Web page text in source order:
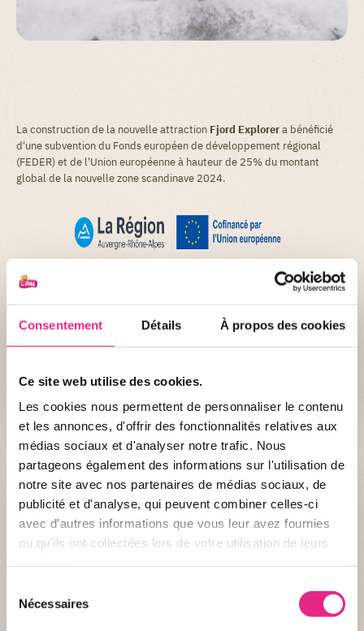
Consentement Détails À propos des cookies
Ce site web utilise des cookies.
Les cookies nous permettent de personnaliser le contenu
et les annonces, d'offrir des fonctionnalités relatives aux
médias sociaux et d'analyser notre trafic. Nous
partageons également des informations sur l'utilisation de
notre site avec nos partenaires de médias sociaux, de
publicité et d'analyse, qui peuvent combiner celles-ci
avec d'autres informations que vous leur avez fournies
ou qu'ils ont collectées lors de votre utilisation de leurs
Nécessaires
La construction de la nouvelle attraction Fjord Explorera bénéficié
d'une subvention du Fonds européen de développement régional
(FEDER) et de l'Union européenne à hauteur de 25% du montant
global de la nouvelle zone scandinave 2024.
Planifier ma visite ?
J'ACHÈTE MES BILLETS !